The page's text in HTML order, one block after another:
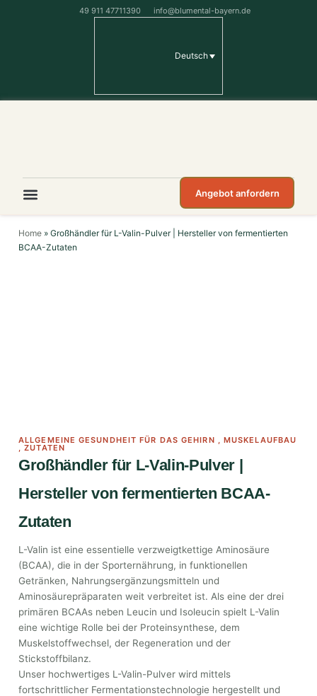
49 911 47711390 info@blumental-bayern.de
Deutsch
Angebot anfordern
Home » Großhändler für L-Valin-Pulver | Hersteller von fermentierten
BCAA-Zutaten
ALLGEMEINE GESUNDHEIT FÜR DAS GEHIRN , MUSKELAUFBAU
,ZUTATEN
Großhändler für L-Valin-Pulver |
Hersteller von fermentierten BCAA-
Zutaten
L-Valin ist eine essentielle verzweigtkettige Aminosäure
(BCAA), die in der Sporternährung, in funktionellen
Getränken, Nahrungsergänzungsmitteln und
Aminosäurepräparaten weit verbreitet ist. Als eine der drei
primären BCAAs neben Leucin und Isoleucin spielt L-Valin
eine wichtige Rolle bei der Proteinsynthese, dem
Muskelstoffwechsel, der Regeneration und der
Stickstoffbilanz.
Unser hochwertiges L-Valin-Pulver wird mittels
fortschrittlicher Fermentationstechnologie hergestellt und